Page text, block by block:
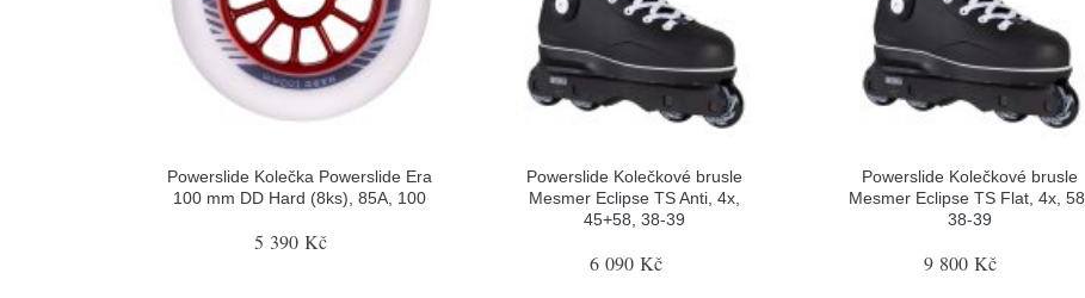
Powerslide Kolečka Powerslide Era
100 mm DD Hard (8ks), 85A, 100
5 390 Kč
Powerslide Kolečkové brusle
Mesmer Eclipse TS Anti, 4x,
45+58, 38-39
6 090 Kč
Powerslide Kolečkové brusle
Mesmer Eclipse TS Flat, 4x, 58,
38-39
9 800 Kč